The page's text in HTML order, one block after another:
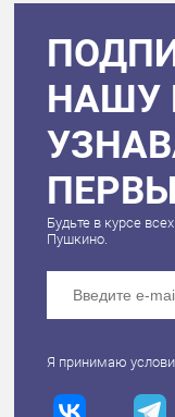
НАШУ
Будьте в курсе
Пушкино.
Я принимаю